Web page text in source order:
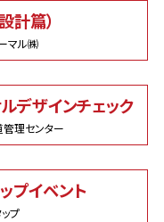
計篇）
マル㈱
デザインチェック
理センター
プイベント
プ